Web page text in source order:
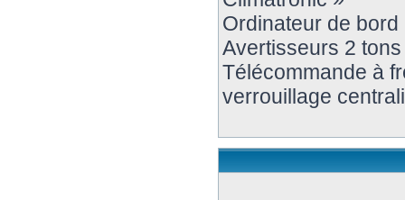
Ordinateur de bord
Avertisseurs 2 tons
Télécommande à
verrouillage